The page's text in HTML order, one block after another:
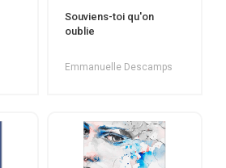
Souviens-toi qu'on
oublie
Emmanuelle Descamps